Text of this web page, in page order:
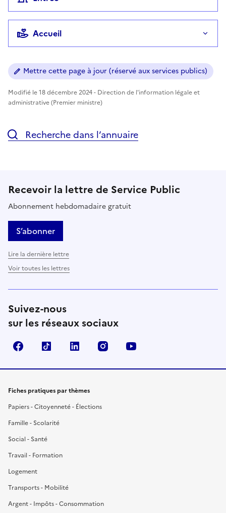
Accueil
Mettre cette page à jour (réservé aux services publics)
Modifié le 18 décembre 2024 - Direction de l'information légale et
administrative (Premier ministre)
Recherche dans l’annuaire
Recevoir la lettre de Service Public
Abonnement hebdomadaire gratuit
S’abonner
Lire la dernière lettre
Voir toutes les lettres
Suivez-nous
sur les réseaux sociaux
FacebookTikTok LinkedIn Instagram
Fiches pratiques par thèmes
Papiers - Citoyenneté - Élections
Famille - Scolarité
Social - Santé
Travail - Formation
Logement
Transports - Mobilité
Argent - Impôts - Consommation